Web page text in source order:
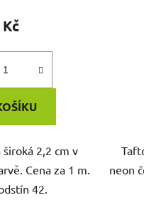
2,2 cm v
Cena za 1 m.
42.
neon